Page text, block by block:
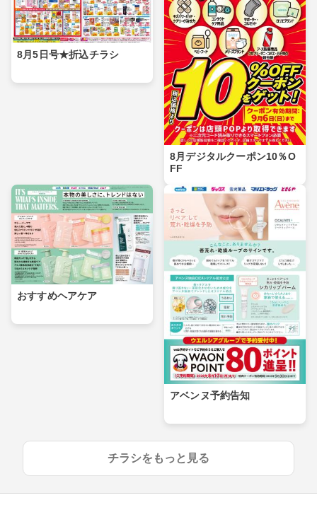
8月5日号★折込チラシ
8月デジタルクーポン10％O
FF
おすすめヘアケア
アベンヌ予約告知
チラシをもっと見る